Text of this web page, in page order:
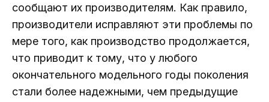
сообщают их производителям. Как правило,
производители исправляют эти проблемы по
мере того, как производство продолжается,
что приводит к тому, что у любого
окончательного модельного годы поколения
стали более надежными, чем предыдущие